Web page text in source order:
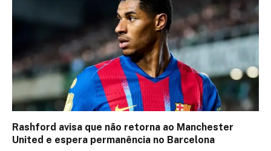
Rashford avisa que não retorna ao Manchester
United e espera permanência no Barcelona